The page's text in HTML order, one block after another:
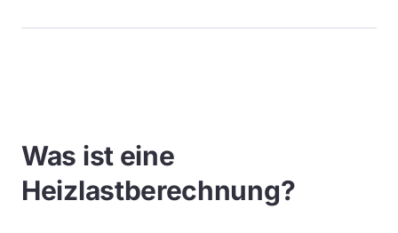
Was ist eine
Heizlastberechnung?